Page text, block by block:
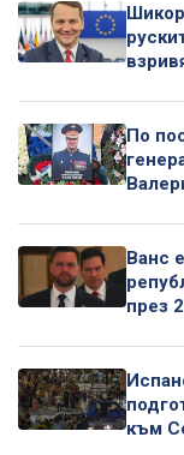
По
Ванс
през
към